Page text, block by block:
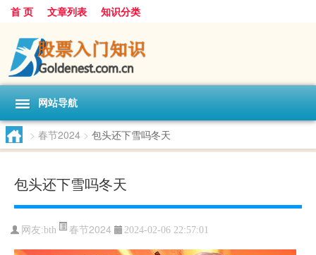
首 页 文章列表 知识分类
网站导航
> 春节2024 > 包头还下雪吗冬天
包头还下雪吗冬天
网友:bth 春节2024 2024-02-06 22:57:01